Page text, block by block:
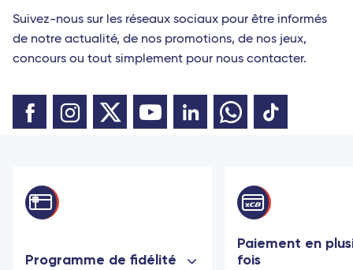
Suivez-nous sur les réseaux sociaux pour être informés
de notre actualité, de nos promotions, de nos jeux,
concours ou tout simplement pour nous contacter.
Programme de fidélité
Paiement en
fois